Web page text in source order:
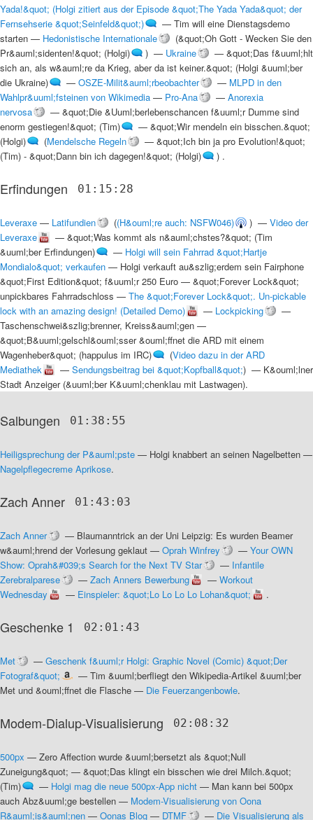
Yada!&quot; (Holgi zitiert aus der Episode &quot;The Yada Yada&quot; der
Fernsehserie &quot;Seinfeld&quot;)
— Tim will eine Dienstagsdemo
starten — Hedonistische Internationale (&quot;Oh Gott - Wecken Sie den
Pr&auml;sidenten!&quot; (Holgi)
) — Ukraine — &quot;Das f&uuml;hlt
sich an, als w&auml;re da Krieg, aber da ist keiner.&quot; (Holgi &uuml;ber
die Ukraine)
— OSZE-Milit&auml;rbeobachter — MLPD in den
Wahlpr&uuml;fsteinen von Wikimedia — Pro-Ana — Anorexia
nervosa
— &quot;Die &Uuml;berlebenschancen f&uuml;r Dumme sind
enorm gestiegen!&quot; (Tim)
— &quot;Wir mendeln ein bisschen.&quot;
(Holgi)
(Mendelsche Regeln — &quot;Ich bin ja pro Evolution!&quot;
(Tim) - &quot;Dann bin ich dagegen!&quot; (Holgi)
) .
Erfindungen 01:15:28
Leveraxe — Latifundien ((H&ouml;re auch: NSFW046) ) — Video der
Leveraxe
— &quot;Was kommt als n&auml;chstes?&quot; (Tim
&uuml;ber Erfindungen)
— Holgi will sein Fahrrad &quot;Hartje
Mondialo&quot; verkaufen — Holgi verkauft au&szlig;erdem sein Fairphone
&quot;First Edition&quot; f&uuml;r 250 Euro — &quot;Forever Lock&quot;
unpickbares Fahrradschloss — The &quot;Forever Lock&quot;. Un-pickable
lock with an amazing design! (Detailed Demo)
— Lockpicking
—
Taschenschwei&szlig;brenner, Kreiss&auml;gen —
&quot;B&uuml;gelschl&ouml;sser &ouml;ffnet die ARD mit einem
Wagenheber&quot; (happulus im IRC)
(Video dazu in der ARD
Mediathek
— Sendungsbeitrag bei &quot;Kopfball&quot;) — K&ouml;lner
Stadt Anzeiger (&uuml;ber K&uuml;chenklau mit Lastwagen).
Salbungen 01:38:55
Heiligsprechung der P&auml;pste — Holgi knabbert an seinen Nagelbetten —
Nagelpflegecreme Aprikose.
Zach Anner 01:43:03
Zach Anner — Blaumanntrick an der Uni Leipzig: Es wurden Beamer
w&auml;hrend der Vorlesung geklaut — Oprah Winfrey — Your OWN
Show: Oprah&#039;s Search for the Next TV Star
— Infantile
Zerebralparese
— Zach Anners Bewerbung — Workout
Wednesday
— Einspieler: &quot;Lo Lo Lo Lo Lohan&quot; .
Geschenke 1 02:01:43
Met — Geschenk f&uuml;r Holgi: Graphic Novel (Comic) &quot;Der
Fotograf&quot;
— Tim &uuml;berfliegt den Wikipedia-Artikel &uuml;ber
Met und &ouml;ffnet die Flasche — Die Feuerzangenbowle.
Modem-Dialup-Visualisierung 02:08:32
500px — Zero Affection wurde &uuml;bersetzt als &quot;Null
Zuneigung&quot; — &quot;Das klingt ein bisschen wie drei Milch.&quot;
(Tim)
— Holgi mag die neue 500px-App nicht — Man kann bei 500px
auch Abz&uuml;ge bestellen — Modem-Visualisierung von Oona
R&auml;is&auml;nen — Oonas Blog — DTMF — Die Visualisierung als